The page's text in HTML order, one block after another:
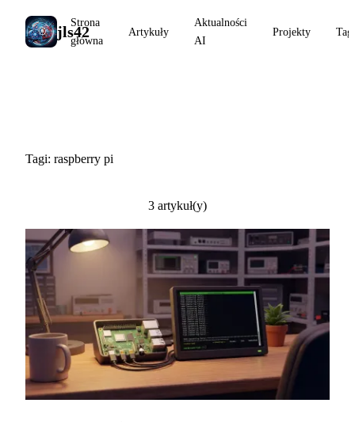
jls42
Strona
główna
Artykuły
Aktualności
AI
Projekty Tagi
Tagi: raspberry pi
3 artykuł(y)